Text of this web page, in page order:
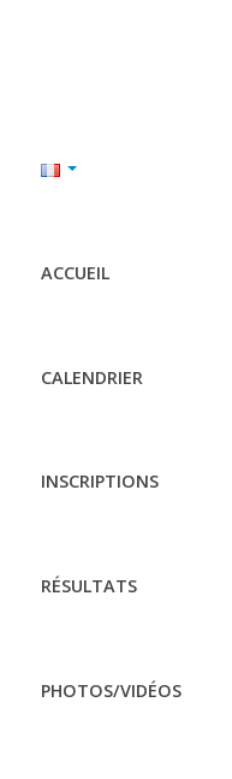
ACCUEIL
CALENDRIER
INSCRIPTIONS
RÉSULTATS
PHOTOS/VIDÉOS